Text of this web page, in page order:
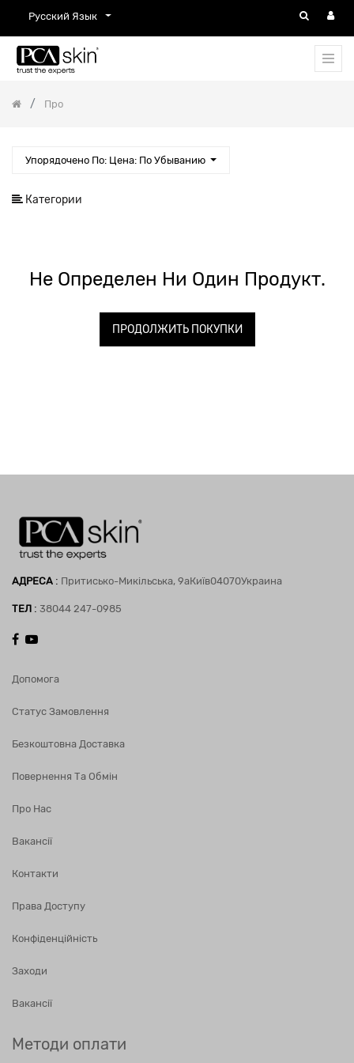
Русский Язык
Про
Упорядочено По: Цена: По Убыванию
Категории
Не Определен Ни Один Продукт.
ПРОДОЛЖИТЬ ПОКУПКИ
АДРЕСА : Притисько-Микільська, 9аКиїв04070Украина
ТЕЛ : 38044 247-0985
Допомога
Статус Замовлення
Безкоштовна Доставка
Повернення Та Обмін
Про Нас
Вакансії
Контакти
Права Доступу
Конфіденційність
Заходи
Вакансії
Методи оплати